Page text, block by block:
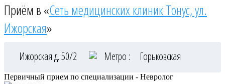
Приём в «Сеть медицинских клиник Тонус, ул.
Ижорская»
Ижорская д. 50/2 Метро : Горьковская
Первичный прием по специализации - Невролог